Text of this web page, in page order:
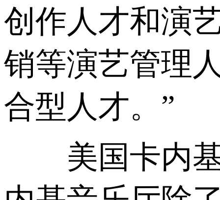
创作人才和演
销等演艺管理
合型人才。”
美国卡内基